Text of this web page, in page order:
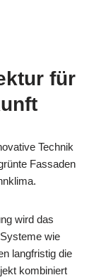
für
Technik
Fassaden
wird das
wie
langfristig die
kombiniert